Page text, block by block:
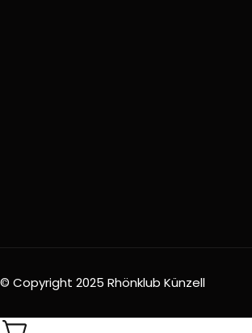
© Copyright 2025 Rhönklub Künzell